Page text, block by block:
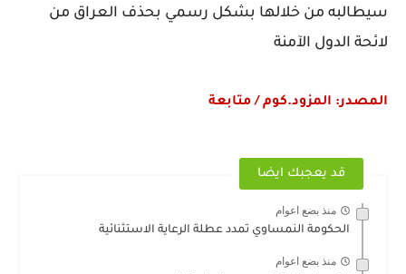
سيطالبه من خلالها بشكل رسمي بحذف العراق من
لائحة الدول الآمنة
المصدر: المزود.كوم / متابعة
قد يعجبك ايضا
منذ بضع اعوام
الحكومة النمساوي تمدد عطلة الرعاية الاستثنائية
منذ بضع اعوام